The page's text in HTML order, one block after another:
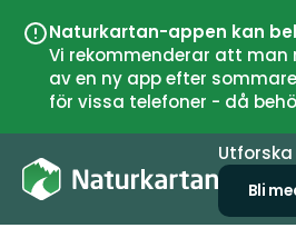
Naturkartan-appen kan
Vi rekommenderar att man
av en ny app efter
för vissa telefoner - då
Utforska
Bli